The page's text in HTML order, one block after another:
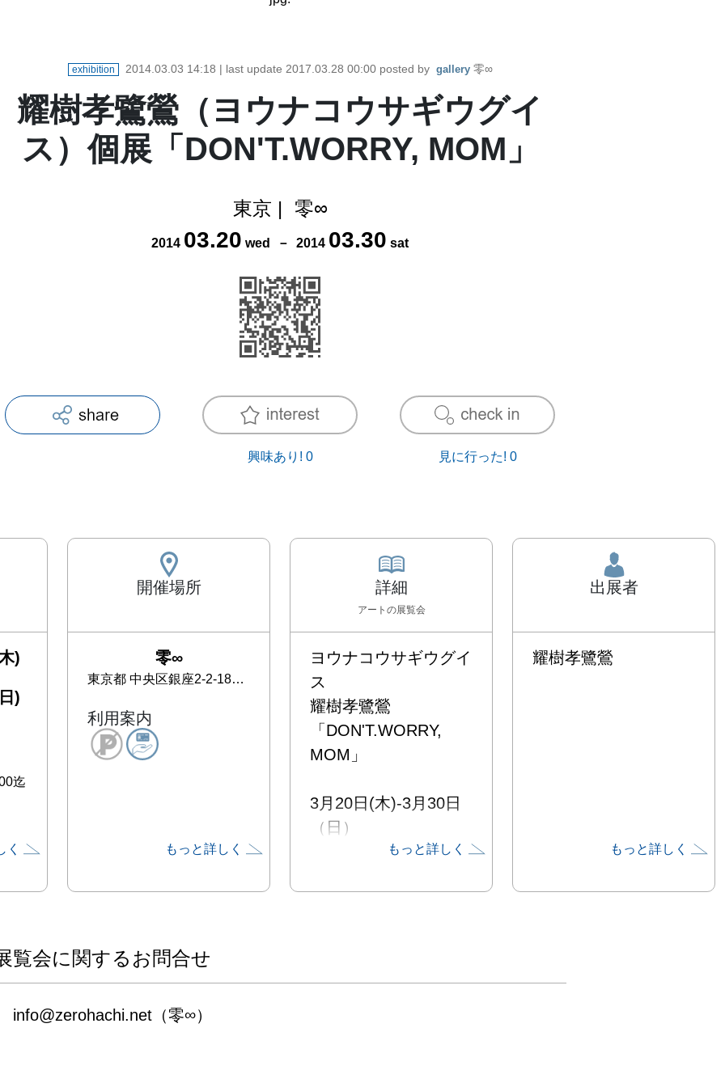
exhibition 2014.03.03 14:18 | last update 2017.03.28 00:00posted by gallery 零∞
耀樹孝鷺鶯（ヨウナコウサギウグイ
ス）個展「DON'T.WORRY, MOM」
東京 | 零∞
2014 03.20 wed － 2014 03.30 sat
興味あり! 0 見に行った! 0
)
)
迄
く
開催場所
零∞
東京都 中央区銀座2-2-18 西欧ビル8Ｆ
利用案内
もっと詳しく
詳細
アート の展覧会
ヨウナコウサギウグイ
ス
耀樹孝鷺鶯
「DON'T.WORRY,
MOM」
3月20日(木)‐3月30日
（日）
12:00-19:00(日曜日
もっと詳しく
出展者
耀樹孝鷺鶯
もっと詳しく
覧会に関するお問合せ
info@zerohachi.net（零∞）